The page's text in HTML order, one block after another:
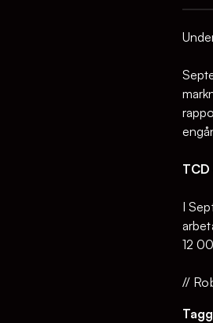
I
12
//